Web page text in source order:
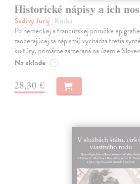
Historické nápisy a ich
Šedivý Juraj | Kniha
Po nemeckej a francúzskej príručke
zaoberajúcej sa nápismi) vychádza tretia
kultúry, primárne zameraná na územie
Na sklade ?
28,30 €